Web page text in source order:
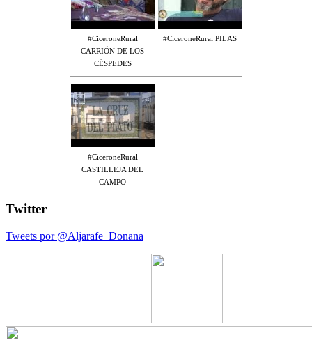
#CiceroneRural
CARRIÓN DE LOS
CÉSPEDES
#CiceroneRural PILAS
#CiceroneRural
CASTILLEJA DEL
CAMPO
Twitter
Tweets por @Aljarafe_Donana